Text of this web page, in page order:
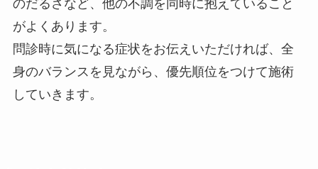
のだるさなど、他の不調を同時に抱えていること
がよくあります。
問診時に気になる症状をお伝えいただければ、全
身のバランスを見ながら、優先順位をつけて施術
していきます。